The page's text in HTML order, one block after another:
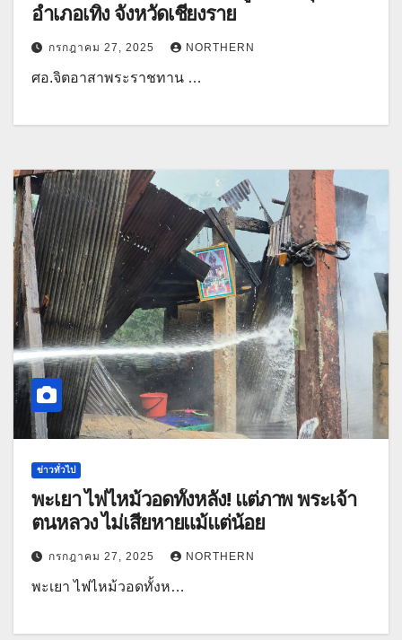
อำเภอเทิง จังหวัดเชียงราย
กรกฎาคม 27, 2025 NORTHERN
ศอ.จิตอาสาพระราชทาน …
ข่าวทั่วไป
พะเยา ไฟไหม้วอดทั้งหลัง! แต่ภาพ พระเจ้า
ตนหลวง ไม่เสียหายแม้แต่น้อย
กรกฎาคม 27, 2025 NORTHERN
พะเยา ไฟไหม้วอดทั้งห…